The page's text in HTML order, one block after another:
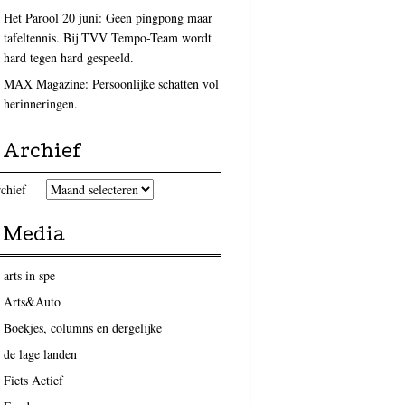
Het Parool 20 juni: Geen pingpong maar
tafeltennis. Bij TVV Tempo-Team wordt
hard tegen hard gespeeld.
MAX Magazine: Persoonlijke schatten vol
herinneringen.
Archief
Media
arts in spe
Arts&Auto
Boekjes, columns en dergelijke
de lage landen
Fiets Actief